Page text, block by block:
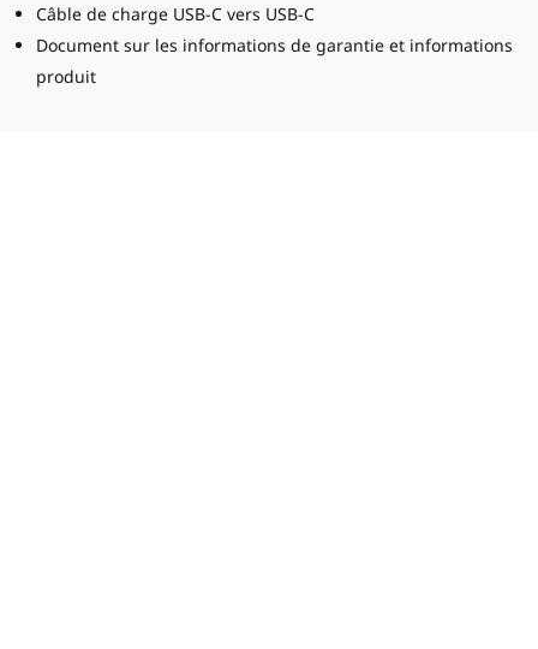
Câble de charge USB-C vers USB-C
Document sur les informations de garantie et informations
produit